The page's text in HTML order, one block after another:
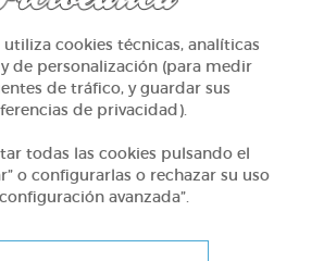
1º Primaria (6-7 años)
cookies técnicas, analíticas
de personalización (para medir
de tráfico, y guardar sus
de privacidad).
todas las cookies pulsando el
o configurarlas o rechazar su uso
avanzada”.